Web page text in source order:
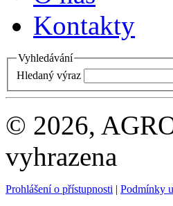
Kontakty
Vyhledávání
Hledaný výraz
© 2026,
vyhrazena
Prohlášení o přístupnosti | Podmínky